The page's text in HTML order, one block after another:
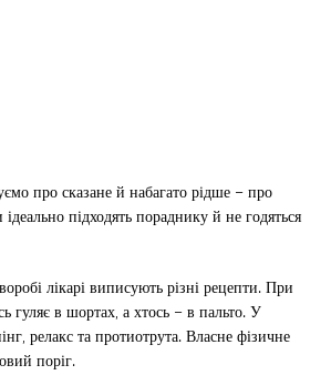
про сказане й набагато рідше – про
підходять пораднику й не годяться
лікарі виписують різні рецепти. При
гуляє в шортах, а хтось – в пальто. У
релакс та протиотрута. Власне фізичне
поріг.